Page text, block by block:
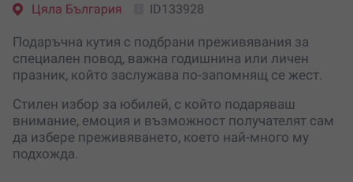
Цяла България ID133928
Подаръчна кутия с подбрани преживявания за
специален повод, важна годишнина или личен
празник, който заслужава по-запомнящ се жест.
Стилен избор за юбилей, с който подаряваш
внимание, емоция и възможност получателят сам
да избере преживяването, което най-много му
подхожда.